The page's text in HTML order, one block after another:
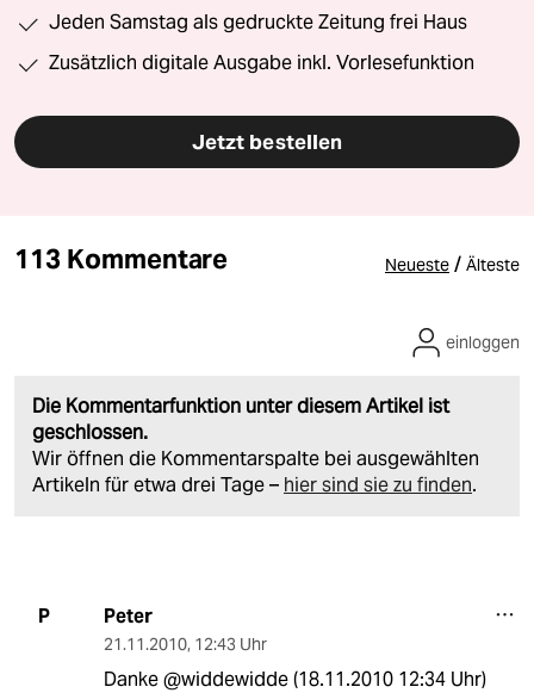
Jeden Samstag als gedruckte Zeitung frei Haus
Zusätzlich digitale Ausgabe inkl. Vorlesefunktion
Jetzt bestellen
113 Kommentare Neueste / Älteste
Die Kommentarfunktion unter diesem Artikel ist
geschlossen.
Wir öffnen die Kommentarspalte bei ausgewählten
Artikeln für etwa drei Tage – hier sind sie zu finden.
einloggen
P Peter
21.11.2010, 12:43 Uhr
Danke @widdewidde (18.11.2010 12:34 Uhr)